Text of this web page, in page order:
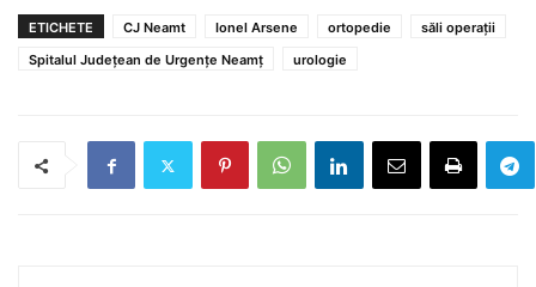
ETICHETE CJ Neamt Ionel Arsene ortopedie
săli operaţii
Spitalul Judeţean de Urgenţe Neamţ
urologie